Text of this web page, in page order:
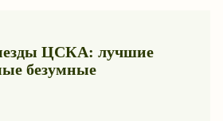
ЦСКА: лучшие
безумные